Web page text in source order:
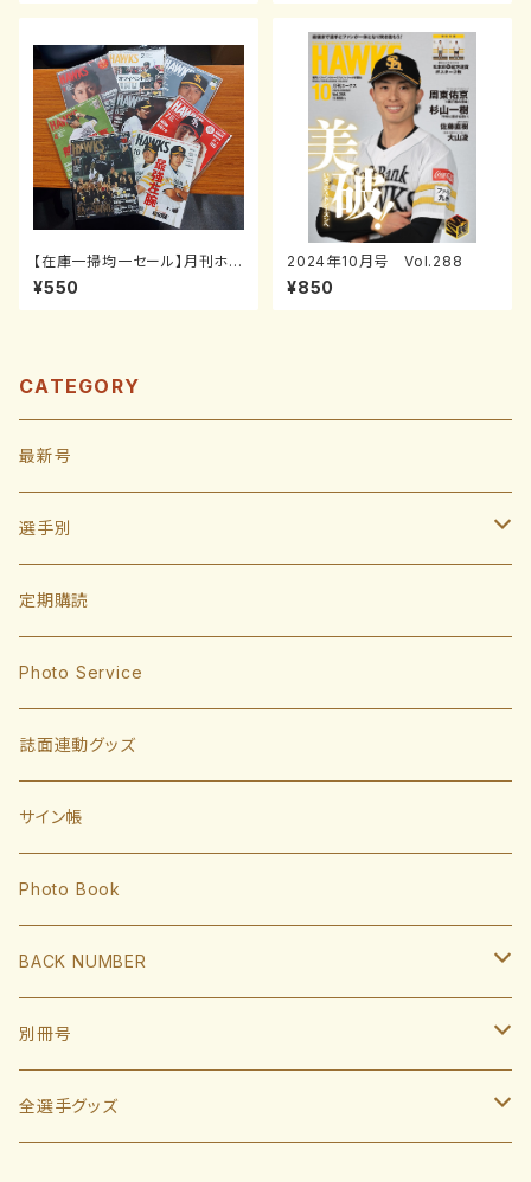
【在庫一掃均一セール】月刊ホー
クス2010年1～12月号
¥550
2024年10月号 Vol.288
¥850
CATEGORY
最新号
選手別
投手
東浜巨
有原航平
前田悠伍
大関友久
捕手
甲斐拓也
海野隆司
大友宗
内野手
川瀬晃
山川穂高
外野手
近藤健介
中村晃
監督・コーチ
小久保裕紀監督
斉藤和巳
定期購読
Photo Service
誌面連動グッズ
サイン帳
Photo Book
BACK NUMBER
2022
2021
別冊号
2019
全選手グッズ